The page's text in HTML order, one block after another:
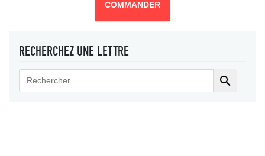
COMMANDER
RECHERCHEZ UNE LETTRE
